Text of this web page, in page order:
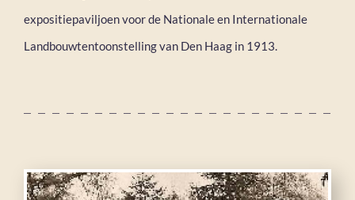
expositiepaviljoen voor de Nationale en Internationale
Landbouwtentoonstelling van Den Haag in 1913.